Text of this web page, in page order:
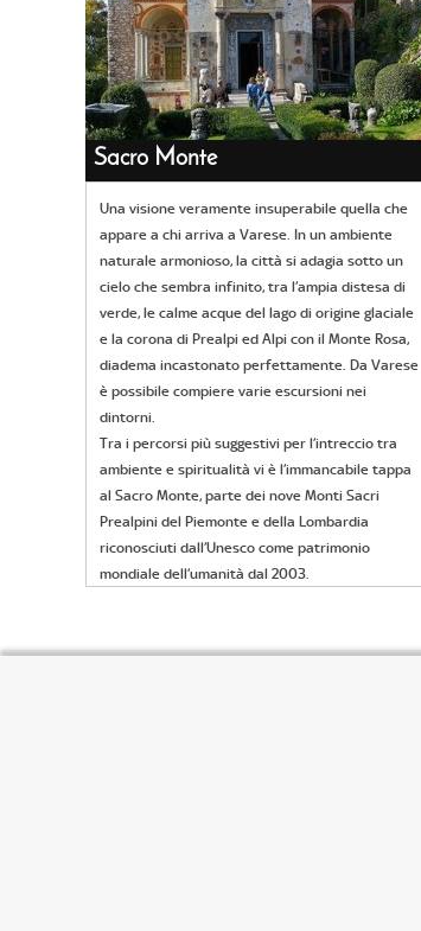
Sacro Monte
Una visione veramente insuperabile quella che
appare a chi arriva a Varese. In un ambiente
naturale armonioso, la città si adagia sotto un
cielo che sembra infinito, tra l’ampia distesa di
verde, le calme acque del lago di origine glaciale
e la corona di Prealpi ed Alpi con il Monte Rosa,
diadema incastonato perfettamente. Da Varese
è possibile compiere varie escursioni nei
dintorni.
Tra i percorsi più suggestivi per l’intreccio tra
ambiente e spiritualità vi è l’immancabile tappa
al Sacro Monte, parte dei nove Monti Sacri
Prealpini del Piemonte e della Lombardia
riconosciuti dall’Unesco come patrimonio
mondiale dell’umanità dal 2003.